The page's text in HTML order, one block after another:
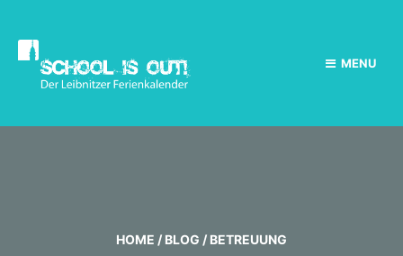
MENU
HOME / BLOG / BETREUUNG